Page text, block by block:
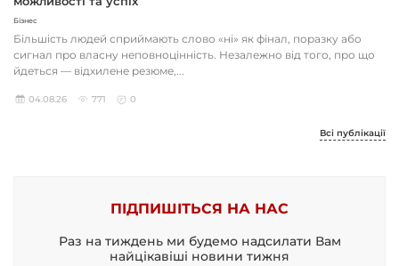
Бізнес
Більшість людей сприймають слово «ні» як фінал, поразку або
сигнал про власну неповноцінність. Незалежно від того, про що
йдеться — відхилене резюме,...
04.08.26 771 0
Всі публікації
ПІДПИШІТЬСЯ НА НАС
Раз на тиждень ми будемо надсилати Вам
найцікавіші новини тижня